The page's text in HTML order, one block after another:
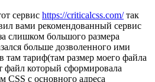
сервис https://criticalcss.com/так
вами рекомендованный сервис
слишком большого размера
больше дозволенного ими
там тариф(там размер моего файла
файл который сформировала
CSS с основного адреса